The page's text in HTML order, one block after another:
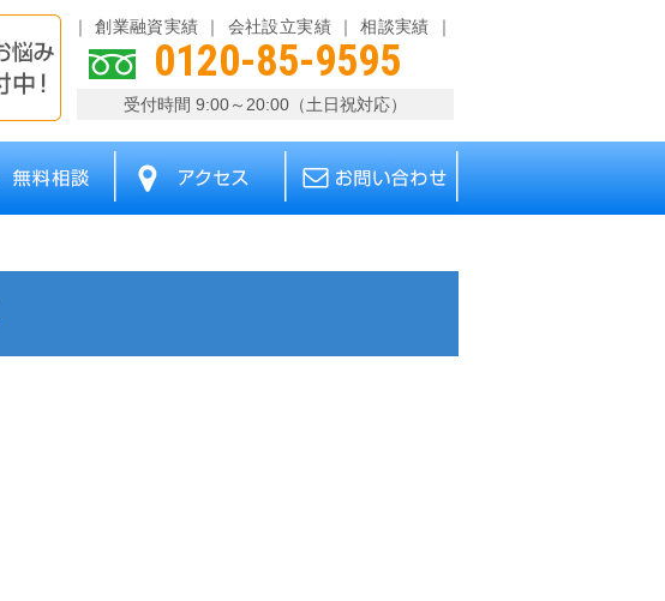
創業融資実績 会社設立実績 相談実績
0120-85-9595
受付時間 9:00～20:00（土日祝対応）